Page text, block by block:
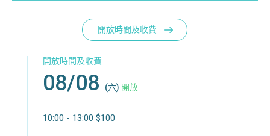
開放時間及收費
開放時間及收費
08/08 (六) 開放
10:00 - 13:00 $100